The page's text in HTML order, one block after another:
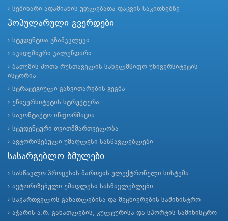
სემინარი ადამიანის უფლებათა დაცვის საკითხებზე
პოპულარული გვერდები
სტუდენტთა გზამკვლევი
აკადემიური კალენდარი
ბათუმის შოთა რუსთაველის სახელმწიფო უნივერსიტეტის
ისტორია
სტრატეგიული განვითარების გეგმა
უნივერსიტეტის სტრუქტურა
საკონტაქტო ინფორმაცია
სტუდენტური თვითმმართველობა
ავტორიზებული უმაღლესი სასწავლებლები
სასარგებლო ბმულები
სასწავლო პროცესის მართვის ელექტრონული სისტემა
ავტორიზებული უმაღლესი სასწავლებლები
საქართველოს განათლებისა და მეცნიერების სამინისტრო
აჭარის ა.რ. განათლების, კულტურისა და სპორტის სამინისტრო